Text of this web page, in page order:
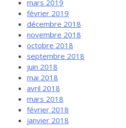
mars 2019
février 2019
décembre 2018
novembre 2018
octobre 2018
septembre 2018
juin 2018
mai 2018
avril 2018
mars 2018
février 2018
janvier 2018